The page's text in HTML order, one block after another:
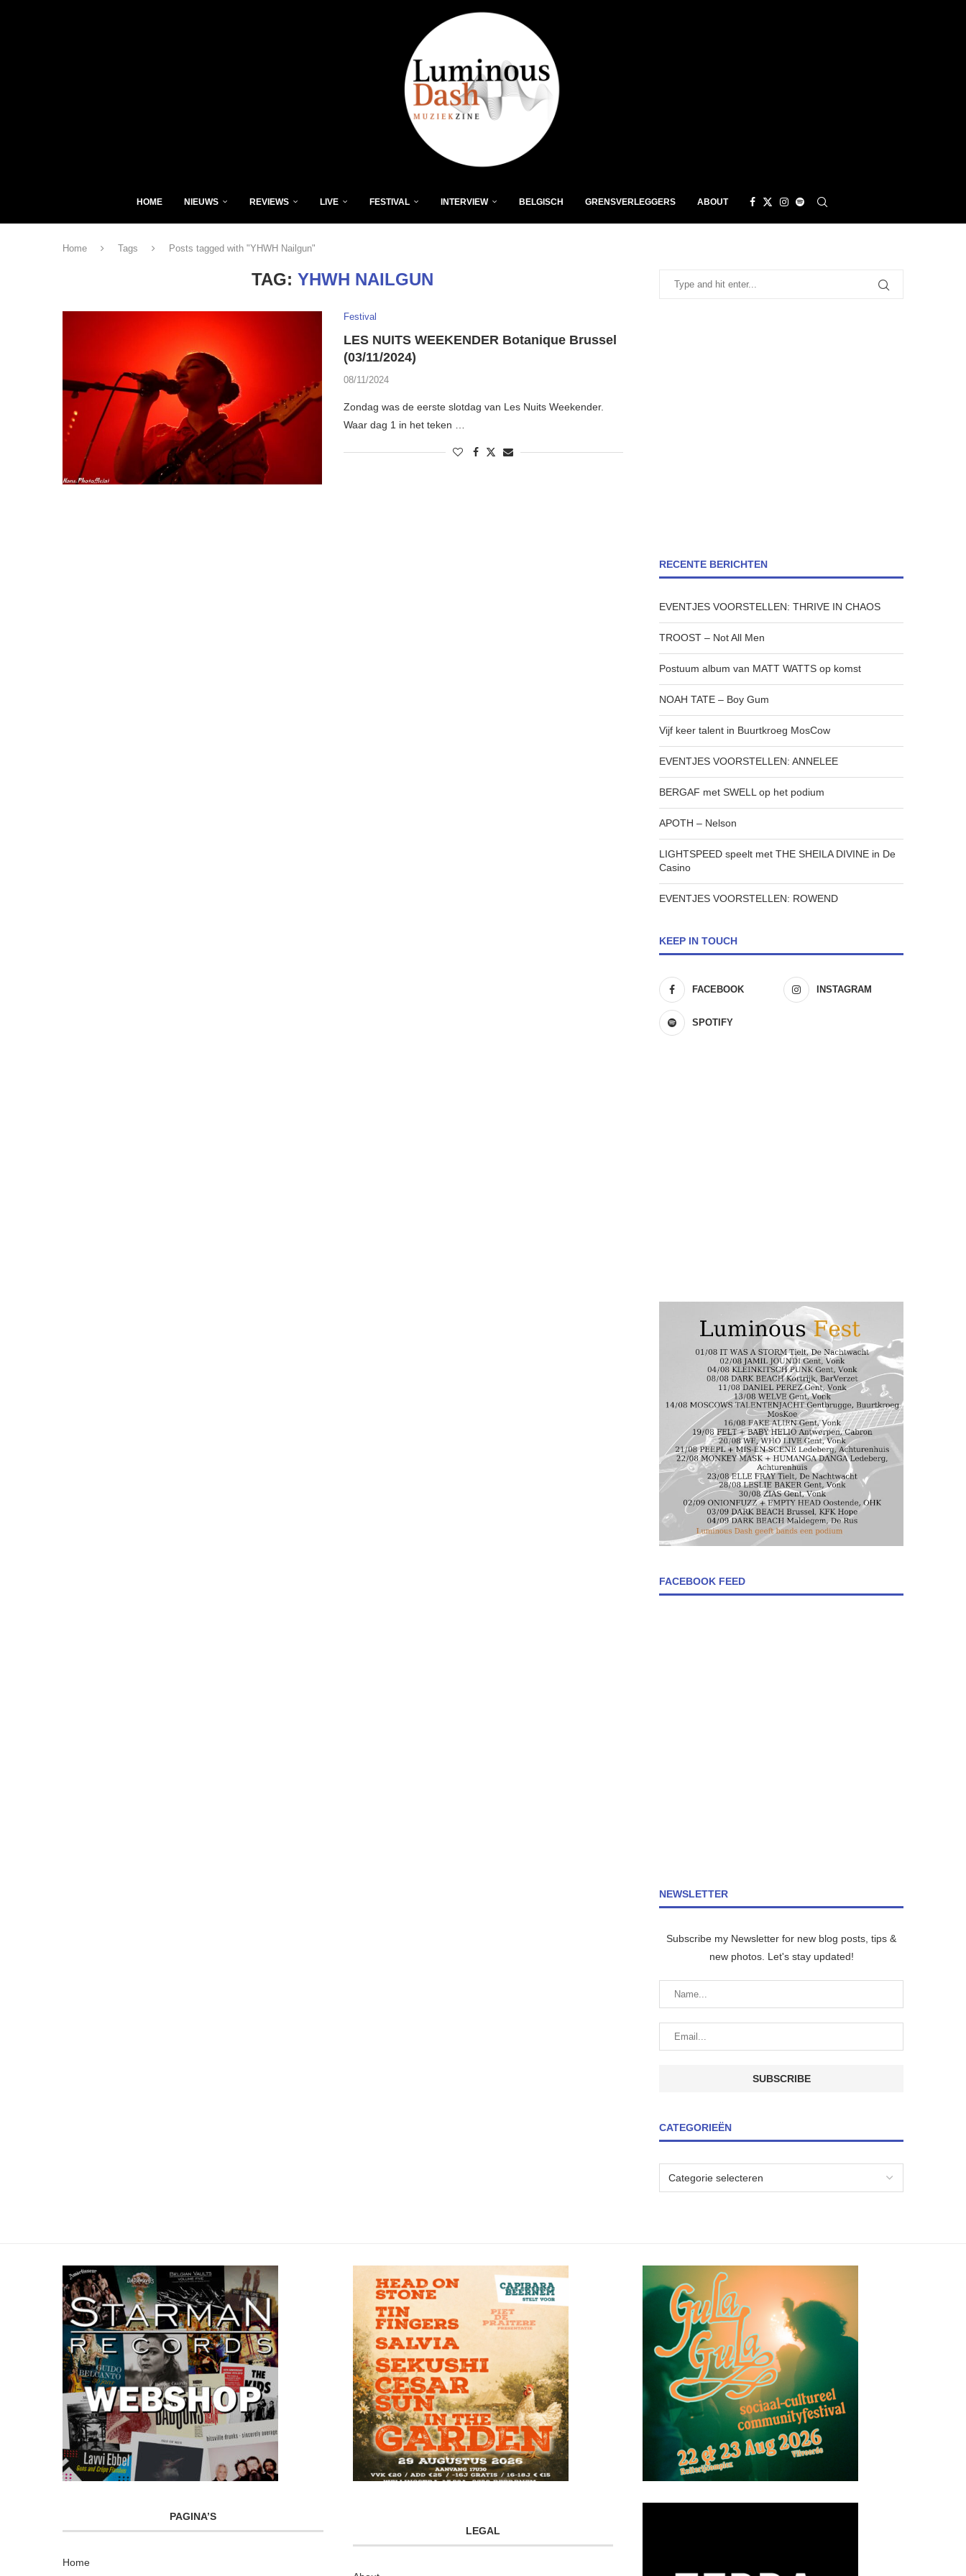
HOME NIEUWS REVIEWS LIVE FESTIVAL INTERVIEW BELGISCH GRENSVERLEGGERS ABOUT
Home Tags Posts tagged with "YHWH Nailgun"
TAG:YHWH NAILGUN
Festival
LES NUITS WEEKENDER Botanique Brussel
(03/11/2024)
08/11/2024
Zondag was de eerste slotdag van Les Nuits Weekender.
Waar dag 1 in het teken …
RECENTE BERICHTEN
EVENTJES VOORSTELLEN: THRIVE IN CHAOS
TROOST – Not All Men
Postuum album van MATT WATTS op komst
NOAH TATE – Boy Gum
Vijf keer talent in Buurtkroeg MosCow
EVENTJES VOORSTELLEN: ANNELEE
BERGAF met SWELL op het podium
APOTH – Nelson
LIGHTSPEED speelt met THE SHEILA DIVINE in De
Casino
EVENTJES VOORSTELLEN: ROWEND
KEEP IN TOUCH
FACEBOOK INSTAGRAM
SPOTIFY
FACEBOOK FEED
NEWSLETTER
Subscribe my Newsletter for new blog posts, tips &
new photos. Let's stay updated!
CATEGORIEËN
PAGINA’S
Home
LEGAL